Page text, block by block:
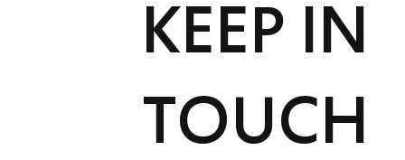
KEEP IN
TOUCH